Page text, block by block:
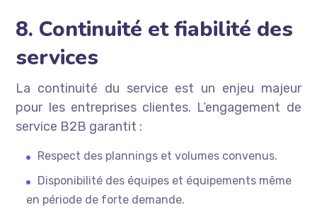
8. Continuité et fiabilité des
services
La continuité du service est un enjeu majeur
pour les entreprises clientes. L’engagement de
service B2B garantit :
Respect des plannings et volumes convenus.
Disponibilité des équipes et équipements même
en période de forte demande.